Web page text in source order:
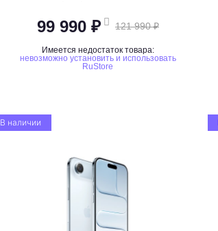
99 990 ₽ 121 990 ₽
Имеется недостаток товара:
невозможно установить и использовать
RuStore
В наличии